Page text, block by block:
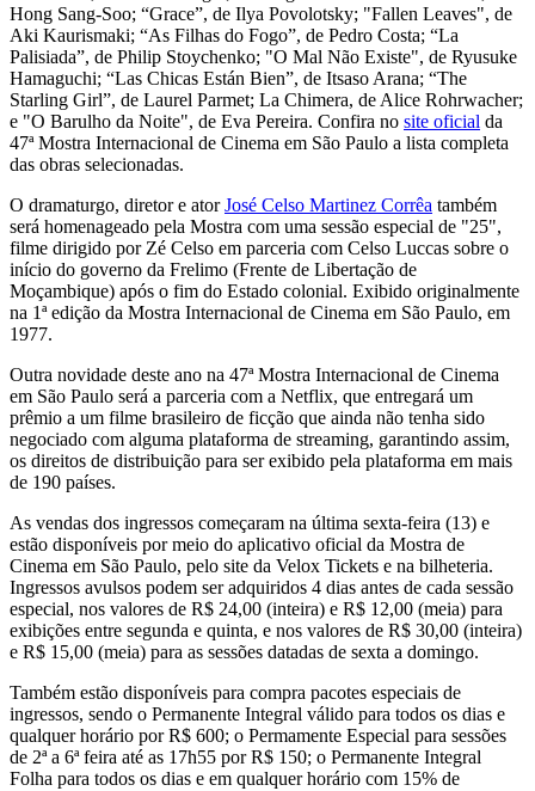
Hong Sang-Soo; “Grace”, de Ilya Povolotsky; "Fallen Leaves", de
Aki Kaurismaki; “As Filhas do Fogo”, de Pedro Costa; “La
Palisiada”, de Philip Stoychenko; "O Mal Não Existe", de Ryusuke
Hamaguchi; “Las Chicas Están Bien”, de Itsaso Arana; “The
Starling Girl”, de Laurel Parmet; La Chimera, de Alice Rohrwacher;
e "O Barulho da Noite", de Eva Pereira. Confira no site oficial da
47ª Mostra Internacional de Cinema em São Paulo a lista completa
das obras selecionadas.
O dramaturgo, diretor e atorJosé Celso Martinez Corrêa também
será homenageado pela Mostra com uma sessão especial de "25",
filme dirigido por Zé Celso em parceria com Celso Luccas sobre o
início do governo da Frelimo (Frente de Libertação de
Moçambique) após o fim do Estado colonial. Exibido originalmente
na 1ª edição da Mostra Internacional de Cinema em São Paulo, em
1977.
Outra novidade deste ano na 47ª Mostra Internacional de Cinema
em São Paulo será a parceria com a Netflix, que entregará um
prêmio a um filme brasileiro de ficção que ainda não tenha sido
negociado com alguma plataforma de streaming, garantindo assim,
os direitos de distribuição para ser exibido pela plataforma em mais
de 190 países.
As vendas dos ingressos começaram na última sexta-feira (13) e
estão disponíveis por meio do aplicativo oficial da Mostra de
Cinema em São Paulo, pelo site da Velox Tickets e na bilheteria.
Ingressos avulsos podem ser adquiridos 4 dias antes de cada sessão
especial, nos valores de R$ 24,00 (inteira) e R$ 12,00 (meia) para
exibições entre segunda e quinta, e nos valores de R$ 30,00 (inteira)
e R$ 15,00 (meia) para as sessões datadas de sexta a domingo.
Também estão disponíveis para compra pacotes especiais de
ingressos, sendo o Permanente Integral válido para todos os dias e
qualquer horário por R$ 600; o Permamente Especial para sessões
de 2ª a 6ª feira até as 17h55 por R$ 150; o Permanente Integral
Folha para todos os dias e em qualquer horário com 15% de